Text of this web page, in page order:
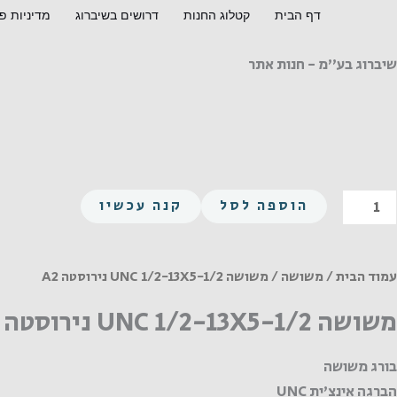
דף הבית קטלוג החנות דרושים בשיברוג מדיניות
שיברוג בע"מ - חנות אתר
כמות
של
UNC
13X5-
נירוסטה
הוספה לסל קנה עכשיו
עמוד הבית/משושה/ משושה UNC 1/2-13X5-1/2 נירוסטה A2
משושה UNC 1/2-13X5-1/2 נירוסטה A2
בורג משושה
הברגה אינצ'ית UNC